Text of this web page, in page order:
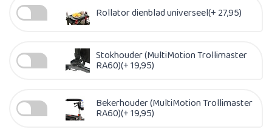
Rollator dienblad universeel(+ 27,95)
Stokhouder (MultiMotion Trollimaster
RA60)(+ 19,95)
Bekerhouder (MultiMotion Trollimaster
RA60)(+ 19,95)